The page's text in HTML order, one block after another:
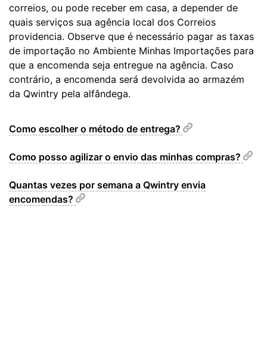
correios, ou pode receber em casa, a depender de
quais serviços sua agência local dos Correios
providencia. Observe que é necessário pagar as taxas
de importação no Ambiente Minhas Importações para
que a encomenda seja entregue na agência. Caso
contrário, a encomenda será devolvida ao armazém
da Qwintry pela alfândega.
Como escolher o método de entrega?
Como posso agilizar o envio das minhas compras?
Quantas vezes por semana a Qwintry envia
encomendas?